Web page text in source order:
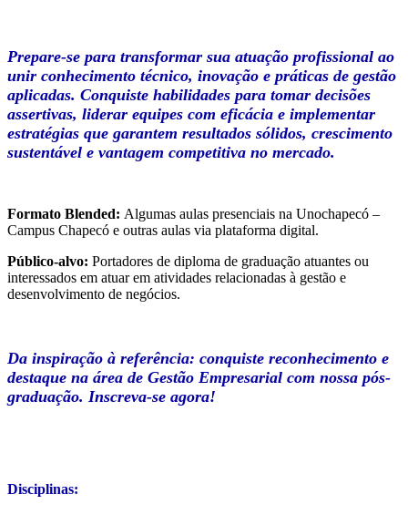
Prepare-se para transformar sua atuação profissional ao
unir conhecimento técnico, inovação e práticas de gestão
aplicadas. Conquiste habilidades para tomar decisões
assertivas, liderar equipes com eficácia e implementar
estratégias que garantem resultados sólidos, crescimento
sustentável e vantagem competitiva no mercado.
Formato Blended: Algumas aulas presenciais na Unochapecó –
Campus Chapecó e outras aulas via plataforma digital.
Público-alvo: Portadores de diploma de graduação atuantes ou
interessados em atuar em atividades relacionadas à gestão e
desenvolvimento de negócios.
Da inspiração à referência: conquiste reconhecimento e
destaque na área de Gestão Empresarial com nossa pós-
graduação. Inscreva-se agora!
Disciplinas: